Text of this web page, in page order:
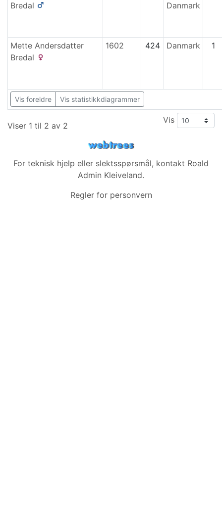
Bredal
Danmark
Mette Andersdatter
Bredal
1602 424 Danmark 1
Vis foreldre Vis statistikkdiagrammer
Viser 1 til 2 av 2
Vis
For teknisk hjelp eller slektsspørsmål, kontakt Roald
Admin Kleiveland.
Regler for personvern